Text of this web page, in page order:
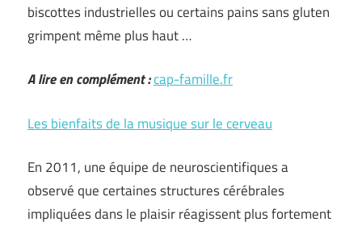
biscottes industrielles ou certains pains sans gluten
grimpent même plus haut …
A lire en complément :cap-famille.fr
Les bienfaits de la musique sur le cerveau
En 2011, une équipe de neuroscientifiques a
observé que certaines structures cérébrales
impliquées dans le plaisir réagissent plus fortement